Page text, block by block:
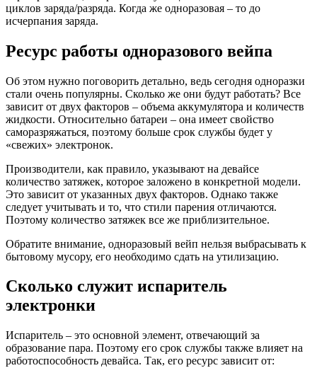
циклов заряда/разряда. Когда же одноразовая – то до
исчерпания заряда.
Ресурс работы одноразового вейпа
Об этом нужно поговорить детально, ведь сегодня одноразки
стали очень популярны. Сколько же они будут работать? Все
зависит от двух факторов – объема аккумулятора и количеств
жидкости. Относительно батареи – она имеет свойство
саморазряжаться, поэтому больше срок службы будет у
«свежих» электронок.
Производители, как правило, указывают на девайсе
количество затяжек, которое заложено в конкретной модели.
Это зависит от указанных двух факторов. Однако также
следует учитывать и то, что стили парения отличаются.
Поэтому количество затяжек все же приблизительное.
Обратите внимание, одноразовый вейп нельзя выбрасывать к
бытовому мусору, его необходимо сдать на утилизацию.
Сколько служит испаритель
электронки
Испаритель – это основной элемент, отвечающий за
образование пара. Поэтому его срок службы также влияет на
работоспособность девайса. Так, его ресурс зависит от: